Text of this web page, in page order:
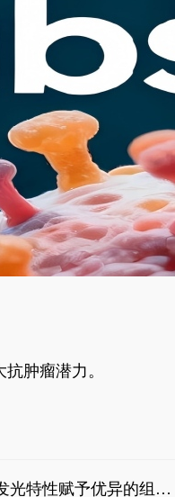
肿瘤潜力。
光特性赋予优异的组织